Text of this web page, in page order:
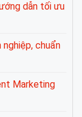
dẫn tối ưu
chuẩn
Marketing